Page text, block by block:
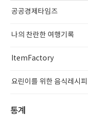
공공경제타임즈
나의 찬란한 여행기록
ItemFactory
요린이를 위한 음식레시피
통계